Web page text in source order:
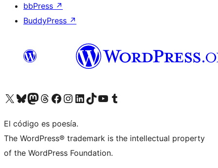
bbPress ↗
BuddyPress ↗
Visit our X (formerly Twitter) account
Visit our Bluesky account
Visit our Mastodon account
Visit our Threads account
Visita nuestra página de Facebook
Visita nuestra cuenta de Instagram
Visita nuestra cuenta de LinkedIn
Visit our TikTok account
Visita nuestro canal de YouTube
Visit our Tumblr account
El código es poesía.
The WordPress® trademark is the intellectual property
of the WordPress Foundation.